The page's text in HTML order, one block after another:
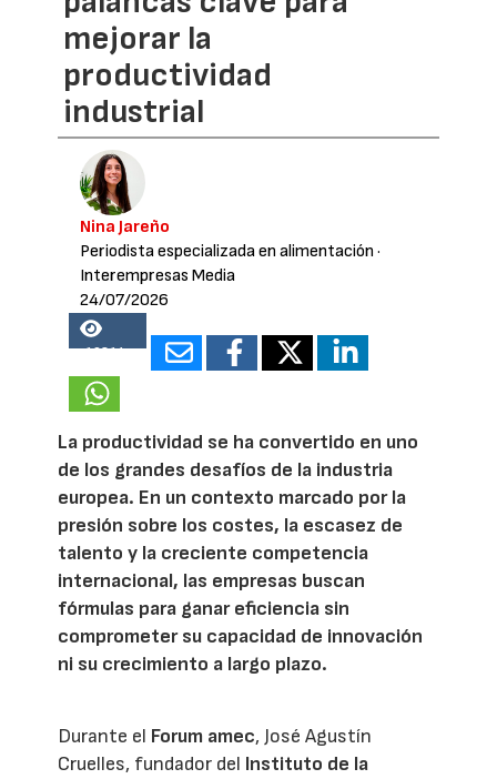
mejorar la
productividad
industrial
Nina Jareño
Periodista especializada en alimentación ·
Interempresas Media
24/07/2026
19814
La productividad se ha convertido en uno
de los grandes desafíos de la industria
europea. En un contexto marcado por la
presión sobre los costes, la escasez de
talento y la creciente competencia
internacional, las empresas buscan
fórmulas para ganar eficiencia sin
comprometer su capacidad de innovación
ni su crecimiento a largo plazo.
Durante el Forum amec, José Agustín
Cruelles, fundador del Instituto de la